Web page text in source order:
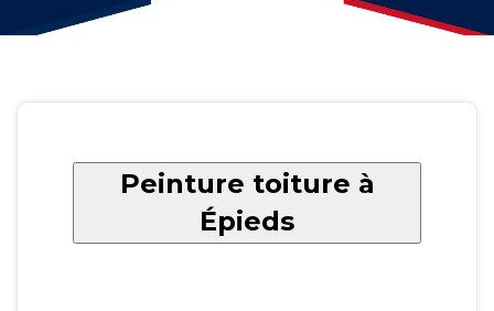
Peinture toiture à
Épieds